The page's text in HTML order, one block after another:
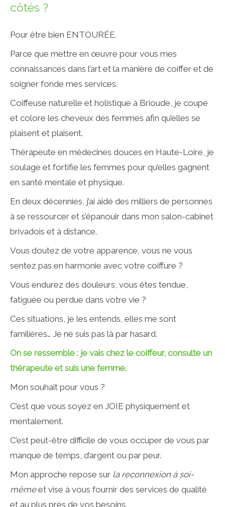
côtés ?
Pour être bien ENTOURÉE.
Parce que mettre en œuvre pour vous mes
connaissances dans l’art et la manière de coiffer et de
soigner fonde mes services.
Coiffeuse naturelle et holistique à Brioude, je coupe
et colore les cheveux des femmes afin qu’elles se
plaisent et plaisent.
Thérapeute en médecines douces en Haute-Loire, je
soulage et fortifie les femmes pour qu’elles gagnent
en santé mentale et physique.
En deux décennies, j’ai aidé des milliers de personnes
à se ressourcer et s’épanouir dans mon salon-cabinet
brivadois et à distance.
Vous doutez de votre apparence, vous ne vous
sentez pas en harmonie avec votre coiffure ?
Vous endurez des douleurs, vous êtes tendue,
fatiguée ou perdue dans votre vie ?
Ces situations, je les entends, elles me sont
familières… Je ne suis pas là par hasard.
On se ressemble : je vais chez le coiffeur, consulte un
thérapeute et suis une femme.
Mon souhait pour vous ?
C’est que vous soyez en JOIE physiquement et
mentalement.
C’est peut-être difficile de vous occuper de vous par
manque de temps, d’argent ou par peur.
Mon approche repose sur la reconnexion à soi-
mêmeet vise à vous fournir des services de qualité
et au plus près de vos besoins.